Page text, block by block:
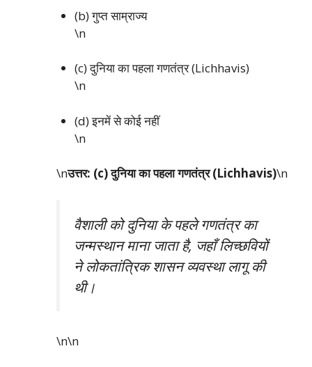
(b) गुप्त साम्राज्य
\n
(c) दुनिया का पहला गणतंत्र (Lichhavis)
\n
(d) इनमें से कोई नहीं
\n
\nउत्तर: (c) दुनिया का पहला गणतंत्र (Lichhavis)\n
वैशाली को दुनिया के पहले गणतंत्र का
जन्मस्थान माना जाता है, जहाँ लिच्छवियों
ने लोकतांत्रिक शासन व्यवस्था लागू की
थी।
\n\n